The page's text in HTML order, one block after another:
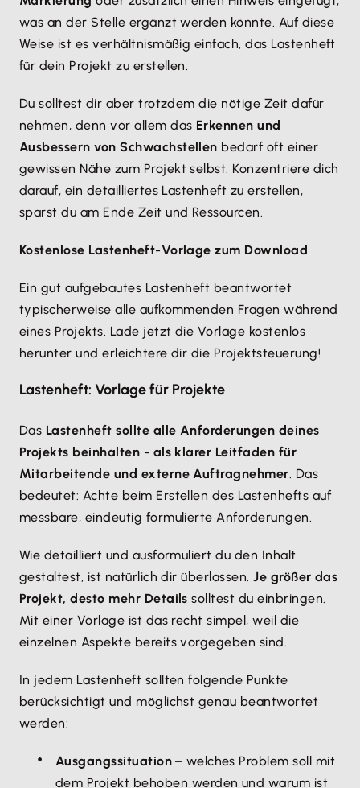
was an der Stelle ergänzt werden könnte. Auf diese
Weise ist es verhältnismäßig einfach, das Lastenheft
für dein Projekt zu erstellen.
Du solltest dir aber trotzdem die nötige Zeit dafür
nehmen, denn vor allem das Erkennen und
Ausbessern von Schwachstellen bedarf oft einer
gewissen Nähe zum Projekt selbst. Konzentriere dich
darauf, ein detailliertes Lastenheft zu erstellen,
sparst du am Ende Zeit und Ressourcen.
Kostenlose Lastenheft-Vorlage zum Download
Ein gut aufgebautes Lastenheft beantwortet
typischerweise alle aufkommenden Fragen während
eines Projekts. Lade jetzt die Vorlage kostenlos
herunter und erleichtere dir die Projektsteuerung!
Lastenheft: Vorlage für Projekte
Das Lastenheft sollte alle Anforderungen deines
Projekts beinhalten - als klarer Leitfaden für
Mitarbeitende und externe Auftragnehmer. Das
bedeutet: Achte beim Erstellen des Lastenhefts auf
messbare, eindeutig formulierte Anforderungen.
Wie detailliert und ausformuliert du den Inhalt
gestaltest, ist natürlich dir überlassen.Je größer das
Projekt, desto mehr Details solltest du einbringen.
Mit einer Vorlage ist das recht simpel, weil die
einzelnen Aspekte bereits vorgegeben sind.
In jedem Lastenheft sollten folgende Punkte
berücksichtigt und möglichst genau beantwortet
werden:
Ausgangssituation – welches Problem soll mit
dem Projekt behoben werden und warum ist